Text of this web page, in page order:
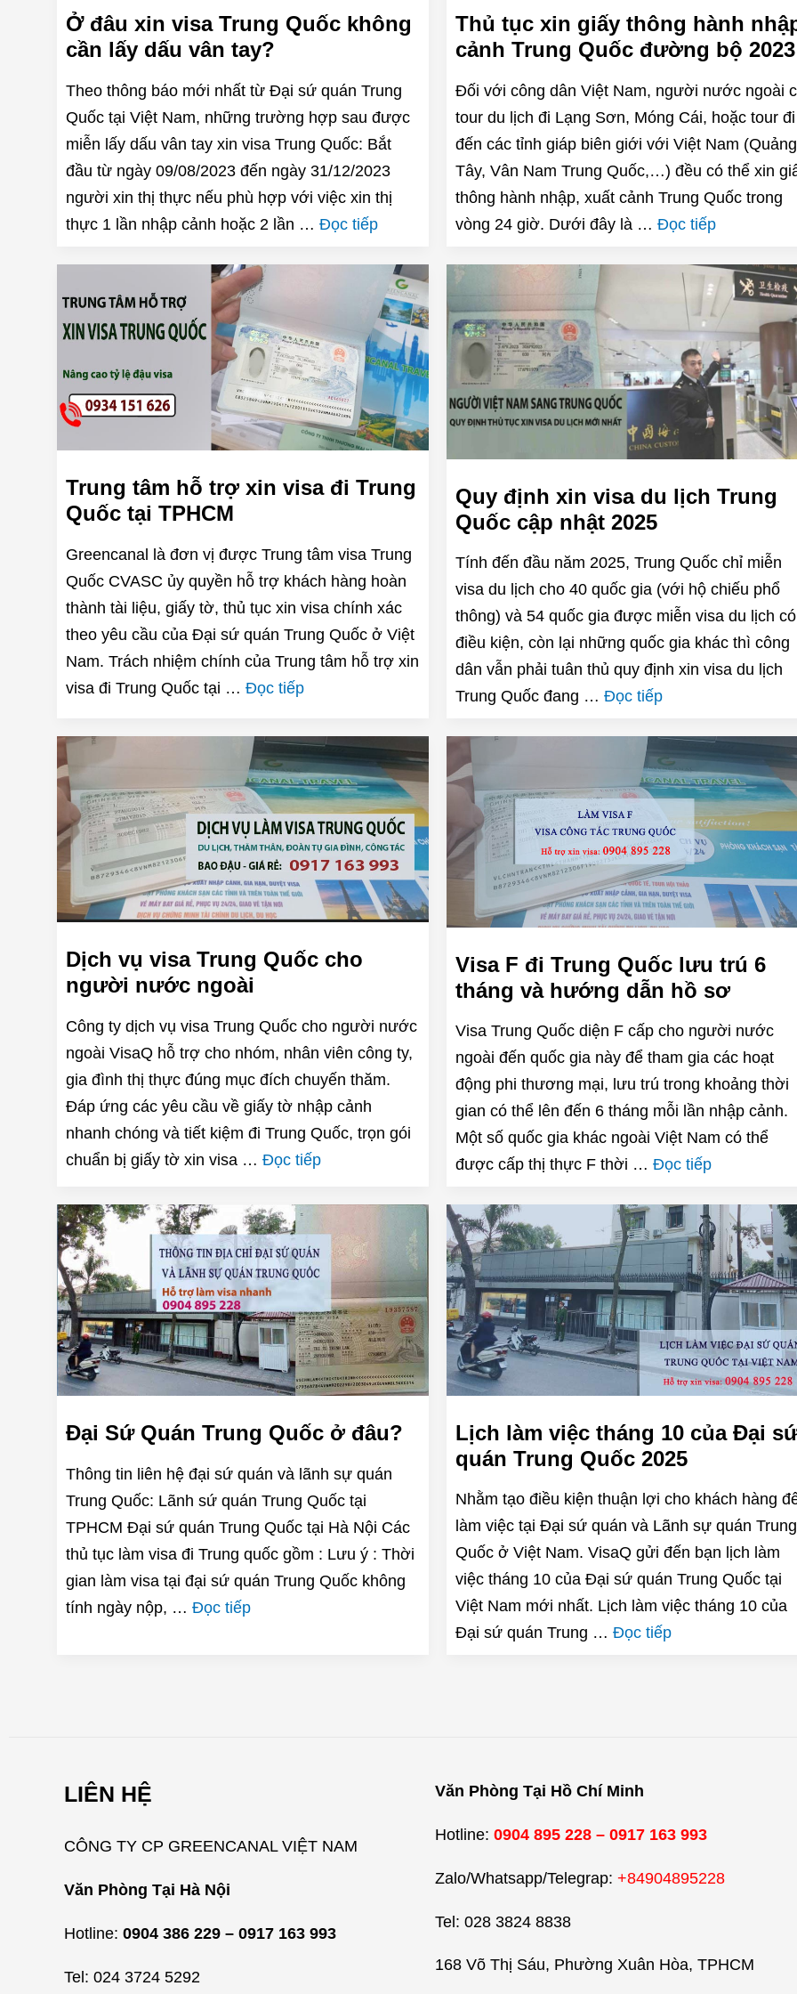
Ở đâu xin visa Trung Quốc không
cần lấy dấu vân tay?
Theo thông báo mới nhất từ Đại sứ quán Trung
Quốc tại Việt Nam, những trường hợp sau được
miễn lấy dấu vân tay xin visa Trung Quốc: Bắt
đầu từ ngày 09/08/2023 đến ngày 31/12/2023
người xin thị thực nếu phù hợp với việc xin thị
thực 1 lần nhập cảnh hoặc 2 lần … Đọc tiếp
Thủ tục xin giấy thông hành
cảnh Trung Quốc đường bộ 2023
Đối với công dân Việt Nam, người nước ngoài
tour du lịch đi Lạng Sơn, Móng Cái, hoặc tour đi
đến các tỉnh giáp biên giới với Việt Nam (Quảng
Tây, Vân Nam Trung Quốc,…) đều có thể xin
thông hành nhập, xuất cảnh Trung Quốc trong
vòng 24 giờ. Dưới đây là … Đọc tiếp
Trung tâm hỗ trợ xin visa đi Trung
Quốc tại TPHCM
Greencanal là đơn vị được Trung tâm visa Trung
Quốc CVASC ủy quyền hỗ trợ khách hàng hoàn
thành tài liệu, giấy tờ, thủ tục xin visa chính xác
theo yêu cầu của Đại sứ quán Trung Quốc ở Việt
Nam. Trách nhiệm chính của Trung tâm hỗ trợ xin
visa đi Trung Quốc tại … Đọc tiếp
Quy định xin visa du lịch Trung
Quốc cập nhật 2025
Tính đến đầu năm 2025, Trung Quốc chỉ miễn
visa du lịch cho 40 quốc gia (với hộ chiếu phổ
thông) và 54 quốc gia được miễn visa du lịch có
điều kiện, còn lại những quốc gia khác thì công
dân vẫn phải tuân thủ quy định xin visa du lịch
Trung Quốc đang … Đọc tiếp
Dịch vụ visa Trung Quốc cho
người nước ngoài
Công ty dịch vụ visa Trung Quốc cho người nước
ngoài VisaQ hỗ trợ cho nhóm, nhân viên công ty,
gia đình thị thực đúng mục đích chuyến thăm.
Đáp ứng các yêu cầu về giấy tờ nhập cảnh
nhanh chóng và tiết kiệm đi Trung Quốc, trọn gói
chuẩn bị giấy tờ xin visa … Đọc tiếp
Visa F đi Trung Quốc lưu trú 6
tháng và hướng dẫn hồ sơ
Visa Trung Quốc diện F cấp cho người nước
ngoài đến quốc gia này để tham gia các hoạt
động phi thương mại, lưu trú trong khoảng thời
gian có thể lên đến 6 tháng mỗi lần nhập cảnh.
Một số quốc gia khác ngoài Việt Nam có thể
được cấp thị thực F thời … Đọc tiếp
Đại Sứ Quán Trung Quốc ở đâu?
Thông tin liên hệ đại sứ quán và lãnh sự quán
Trung Quốc: Lãnh sứ quán Trung Quốc tại
TPHCM Đại sứ quán Trung Quốc tại Hà Nội Các
thủ tục làm visa đi Trung quốc gồm : Lưu ý : Thời
gian làm visa tại đại sứ quán Trung Quốc không
tính ngày nộp, … Đọc tiếp
Lịch làm việc tháng 10 của Đại
quán Trung Quốc 2025
Nhằm tạo điều kiện thuận lợi cho khách hàng
làm việc tại Đại sứ quán và Lãnh sự quán Trung
Quốc ở Việt Nam. VisaQ gửi đến bạn lịch làm
việc tháng 10 của Đại sứ quán Trung Quốc tại
Việt Nam mới nhất. Lịch làm việc tháng 10 của
Đại sứ quán Trung … Đọc tiếp
LIÊN HỆ
CÔNG TY CP GREENCANAL VIỆT NAM
Văn Phòng Tại Hà Nội
Hotline: 0904 386 229 – 0917 163 993
Tel: 024 3724 5292
Văn Phòng Tại Hồ Chí Minh
Hotline: 0904 895 228 – 0917 163 993
Zalo/Whatsapp/Telegrap: +84904895228
Tel: 028 3824 8838
168 Võ Thị Sáu, Phường Xuân Hòa, TPHCM